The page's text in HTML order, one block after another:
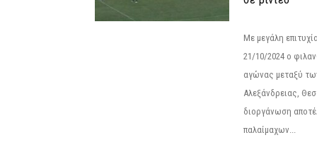
Με μεγάλη
21/10/2024 ο
αγώνας μεταξύ
Αλεξάνδρειας,
διοργάνωση
παλαίμαχων...